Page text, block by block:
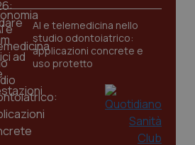
AI e telemedicina nello
studio odontoiatrico:
applicazioni concrete e
uso protetto